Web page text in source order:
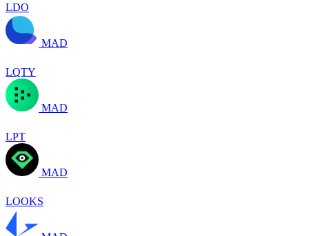
LDO
MAD
LQTY
MAD
LPT
MAD
LOOKS